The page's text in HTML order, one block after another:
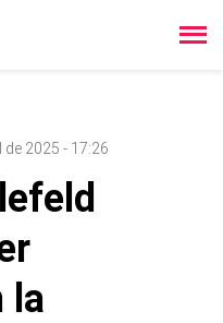
de 2025 - 17:26
la